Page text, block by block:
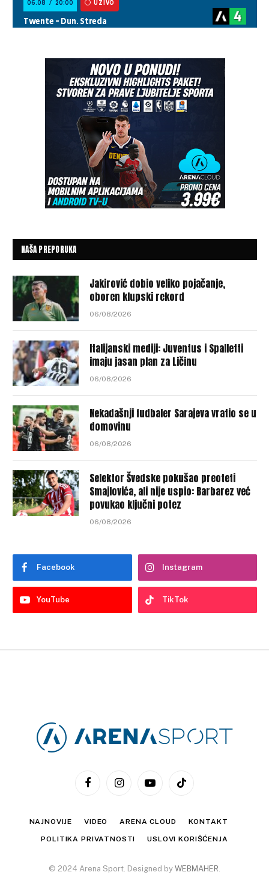
NAŠA PREPORUKA
Jakirović dobio veliko pojačanje,
oboren klupski rekord
06/08/2026
Italijanski mediji: Juventus i Spalletti
imaju jasan plan za Ličinu
06/08/2026
Nekadašnji fudbaler Sarajeva vratio se u
domovinu
06/08/2026
Selektor Švedske pokušao preoteti
Smajlovića, ali nije uspio: Barbarez već
povukao ključni potez
06/08/2026
Facebook Instagram
YouTube TikTok
FacebookInstagramYouTubeTikTok
NAJNOVIJE VIDEO ARENA CLOUD KONTAKT
POLITIKA PRIVATNOSTI USLOVI KORIŠĆENJA
© 2024 Arena Sport. Designed by WEBMAHER.